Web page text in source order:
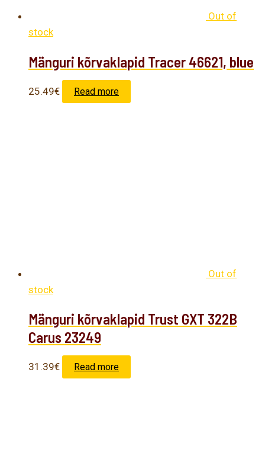
Out of
stock
Mänguri kõrvaklapid Tracer 46621, blue
25.49€ Read more
Out of
stock
Mänguri kõrvaklapid Trust GXT 322B
Carus 23249
31.39€ Read more